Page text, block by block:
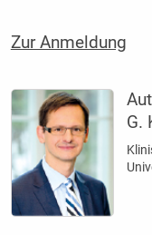
Zur Anmeldung
G.